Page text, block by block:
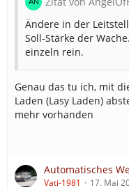
Ändere in der
Soll-Stärke der
einzeln rein.
Genau das tu ich, mit
Laden (Lasy Laden)
mehr vorhanden
Automatisches
Vati-1981 17. Mai